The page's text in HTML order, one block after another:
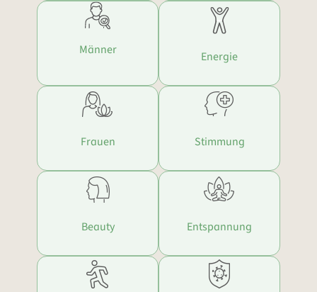
Männer Energie
Frauen Stimmung
Beauty Entspannung